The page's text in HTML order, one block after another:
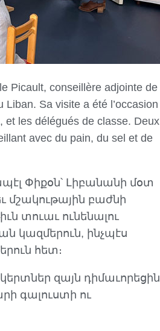
Picault, conseillère adjointe de
Liban. Sa visite a été l’occasion
et les délégués de classe. Deux
avec du pain, du sel et de
Փիքօն՝ Լիբանանի մօտ
բաժնի
տուաւ ունենալու
կազմերուն, ինչպէս
հետ։
զայն դիմաւորեցին
գալուստի ու